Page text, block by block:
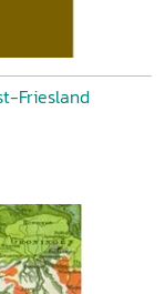
Friesland